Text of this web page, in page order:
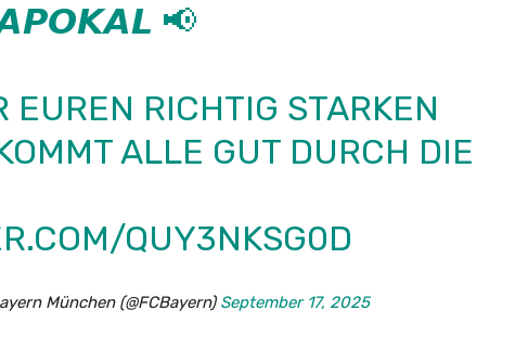
📢
EUREN RICHTIG STARKEN
ALLE GUT DURCH DIE
QUY3NKSG0D
München (@FCBayern) September 17, 2025